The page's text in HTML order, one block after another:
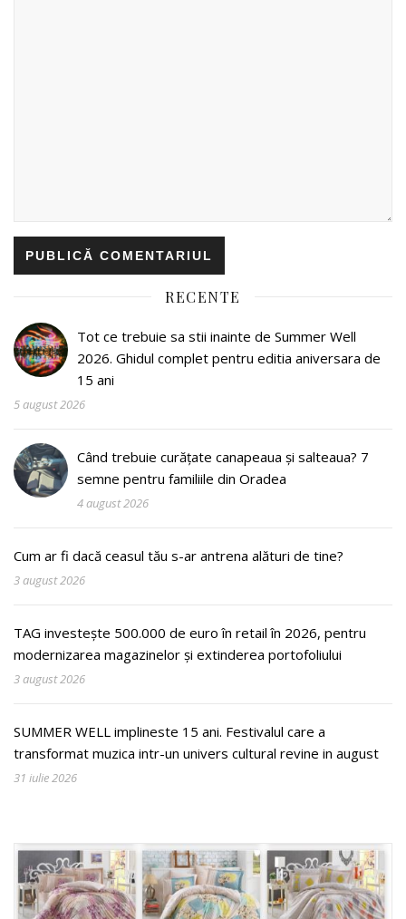
RECENTE
Tot ce trebuie sa stii inainte de Summer Well
2026. Ghidul complet pentru editia aniversara de
15 ani
5 august 2026
Când trebuie curățate canapeaua și salteaua? 7
semne pentru familiile din Oradea
4 august 2026
Cum ar fi dacă ceasul tău s-ar antrena alături de tine?
3 august 2026
TAG investește 500.000 de euro în retail în 2026, pentru
modernizarea magazinelor și extinderea portofoliului
3 august 2026
SUMMER WELL implineste 15 ani. Festivalul care a
transformat muzica intr-un univers cultural revine in august
31 iulie 2026